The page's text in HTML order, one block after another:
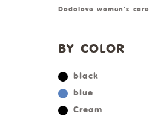
Dodolove women’s care
BY COLOR
black
blue
Cream